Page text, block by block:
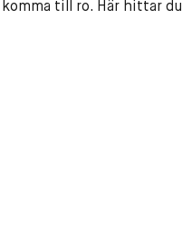
till ro. Här hittar du